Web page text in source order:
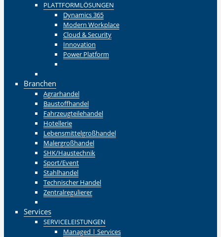
PLATTFORMLÖSUNGEN
Dynamics 365
Modern Workplace
Cloud & Security
Innovation
Power Platform
Branchen
Agrarhandel
Baustoffhandel
Fahrzeugteilehandel
Hotellerie
Lebensmittelgroßhandel
Malergroßhandel
SHK/Haustechnik
Sport/Event
Stahlhandel
Technischer Handel
Zentralregulierer
Services
SERVICELEISTUNGEN
Managed | Services